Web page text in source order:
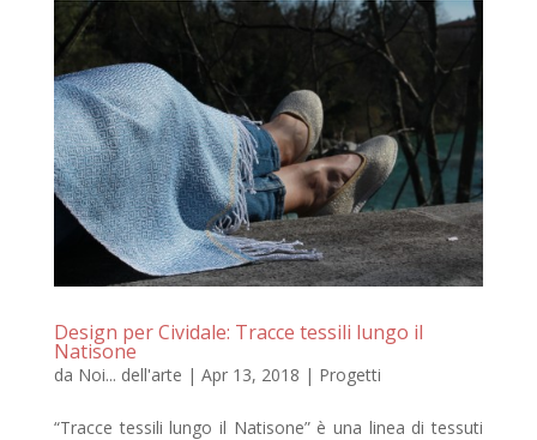
Design per Cividale: Tracce tessili lungo il
Natisone
da Noi... dell'arte | Apr 13, 2018 | Progetti
“Tracce tessili lungo il Natisone” è una linea di tessuti